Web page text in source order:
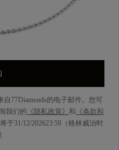
77Diamonds的电子邮件。您可
我们的 《隐私政策》 和 《条款和
于31/12/202623:59（格林威治时